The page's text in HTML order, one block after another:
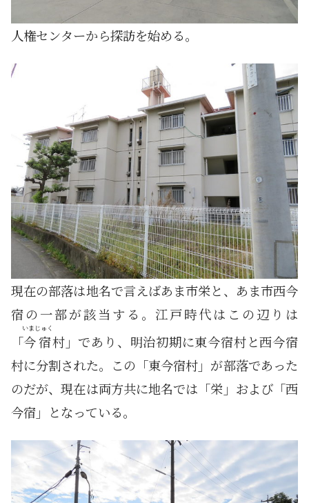
人権センターから探訪を始める。
現在の部落は地名で言えばあま市栄と、あま市西今
宿の一部が該当する。江戸時代はこの辺りは
「今宿
いまじゅく
村」であり、明治初期に東今宿村と西今宿
村に分割された。この「東今宿村」が部落であった
のだが、現在は両方共に地名では「栄」および「西
今宿」となっている。